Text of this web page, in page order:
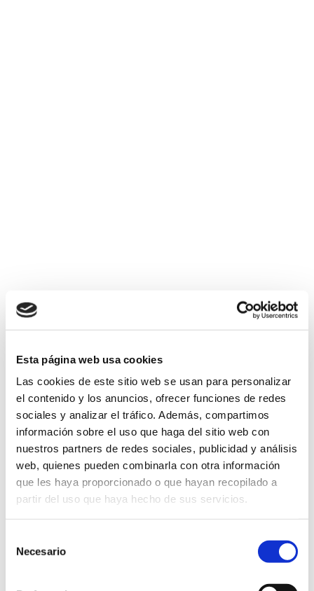
Esta página web usa cookies
Las cookies de este sitio web se usan para personalizar
el contenido y los anuncios, ofrecer funciones de redes
sociales y analizar el tráfico. Además, compartimos
información sobre el uso que haga del sitio web con
nuestros partners de redes sociales, publicidad y análisis
web, quienes pueden combinarla con otra información
que les haya proporcionado o que hayan recopilado a
partir del uso que haya hecho de sus servicios.
Necesario